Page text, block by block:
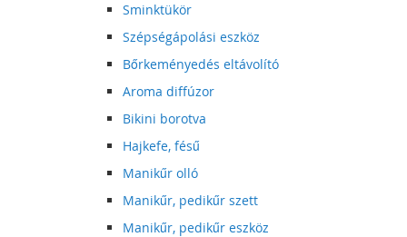
Sminktükör
Szépségápolási eszköz
Bőrkeményedés eltávolító
Aroma diffúzor
Bikini borotva
Hajkefe, fésű
Manikűr olló
Manikűr, pedikűr szett
Manikűr, pedikűr eszköz